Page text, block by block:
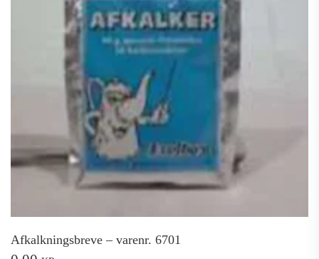
Afkalkningsbreve – varenr. 6701